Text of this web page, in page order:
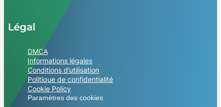
Légal
DMCA
Informations légales
Conditions d’utilisation
Politique de confidentialité
Cookie Policy
Paramètres des cookies